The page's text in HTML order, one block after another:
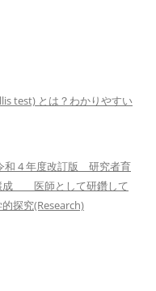
test) とは？わかりやすい
和 4 年度改訂版 研究者育
成 医師として研鑽して
探究(Research)